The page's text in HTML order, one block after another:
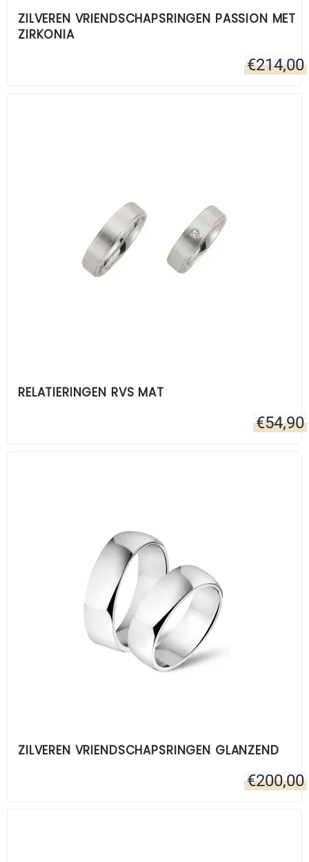
ZILVEREN VRIENDSCHAPSRINGEN PASSION MET
ZIRKONIA
€214,00
RELATIERINGEN RVS MAT
€54,90
ZILVEREN VRIENDSCHAPSRINGEN GLANZEND
€200,00